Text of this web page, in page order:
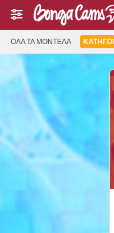
ΌΛΑ ΤΑ ΜΟΝΤΈΛΑ